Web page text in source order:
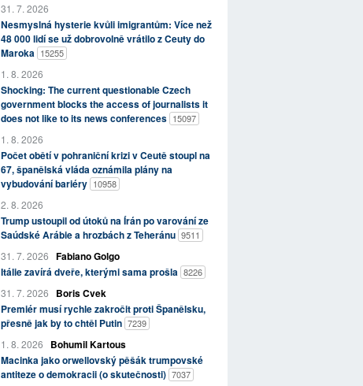
31. 7. 2026
Nesmyslná hysterie kvůli imigrantům: Více než
48 000 lidí se už dobrovolně vrátilo z Ceuty do
Maroka 15255
1. 8. 2026
Shocking: The current questionable Czech
government blocks the access of journalists it
does not like to its news conferences 15097
1. 8. 2026
Počet obětí v pohraniční krizi v Ceutě stoupl na
67, španělská vláda oznámila plány na
vybudování bariéry 10958
2. 8. 2026
Trump ustoupil od útoků na Írán po varování ze
Saúdské Arábie a hrozbách z Teheránu 9511
31. 7. 2026 Fabiano Golgo
Itálie zavírá dveře, kterými sama prošla 8226
31. 7. 2026
Boris Cvek
Premiér musí rychle zakročit proti Španělsku,
přesně jak by to chtěl Putin 7239
1. 8. 2026
Bohumil Kartous
Macinka jako orwellovský pěšák trumpovské
antiteze o demokracii (o skutečnosti) 7037